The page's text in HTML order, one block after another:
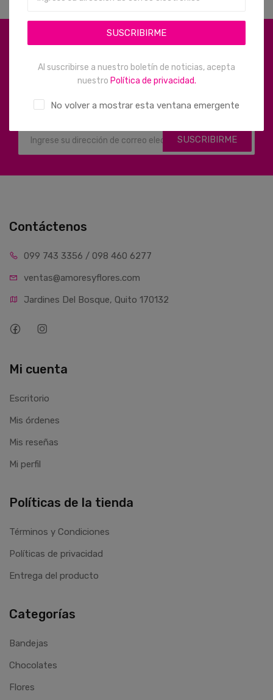
Suscríbete a nuestro
boletín
Suscríbase a nuestro boletín y reciba notificaciones
sobre descuentos.
SUSCRIBIRME
Contáctenos
099 743 3356 / 098 460 6277
ventas@amoresyflores.com
Jardines Del Bosque, Quito 170132
Mi cuenta
Escritorio
Mis órdenes
Mis reseñas
Mi perfil
Políticas de la tienda
Términos y Condiciones
Políticas de privacidad
Entrega del producto
Categorías
Bandejas
Chocolates
Flores
SUSCRIBIRME
Al suscribirse a nuestro boletín de noticias, acepta
nuestro Política de privacidad.
No volver a mostrar esta ventana emergente